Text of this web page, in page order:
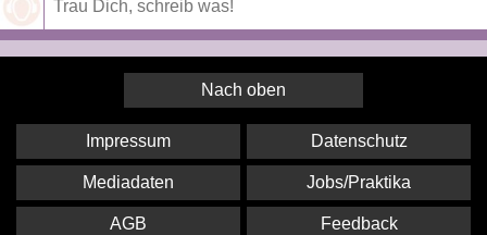
Nach oben
Impressum Datenschutz
Mediadaten Jobs/Praktika
AGB Feedback